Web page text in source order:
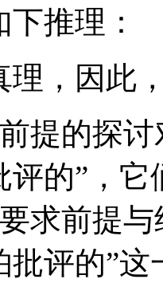
推理：
，因此，
的探讨
评的”，
求前提
批评的”